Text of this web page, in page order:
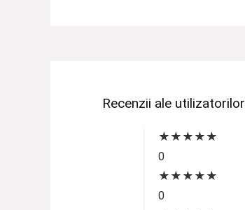
Recenzii ale utilizatorilor
★ ★ ★ ★ ★
0
★ ★ ★ ★ ★
0